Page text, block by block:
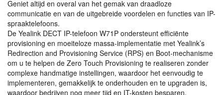
Geniet altijd en overal van het gemak van draadloze
communicatie en van de uitgebreide voordelen en functies van IP-
spraaktelefoons.
De Yealink DECT IP-telefoon W71P ondersteunt efficiënte
provisioning en moeiteloze massa-implementatie met Yealink’s
Redirection and Provisioning Service (RPS) en Boot-mechanisme
om u te helpen de Zero Touch Provisioning te realiseren zonder
complexe handmatige instellingen, waardoor het eenvoudig te
implementeren, gemakkelijk te onderhouden en te upgraden is,
waardoor bedrijven nog meer tijd en IT-kosten besparen.